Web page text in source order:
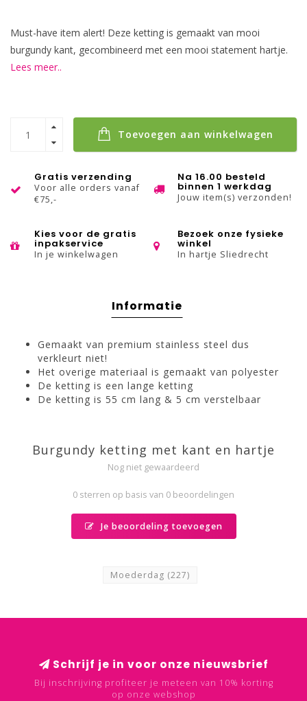
Must-have item alert! Deze ketting is gemaakt van mooi
burgundy kant, gecombineerd met een mooi statement hartje.
Lees meer..
Toevoegen aan winkelwagen
Gratis verzending
Voor alle orders vanaf
€75,-
Na 16.00 besteld
binnen 1 werkdag
Jouw item(s) verzonden!
Kies voor de gratis
inpakservice
In je winkelwagen
Bezoek onze fysieke
winkel
In hartje Sliedrecht
Informatie
Gemaakt van premium stainless steel dus
verkleurt niet!
Het overige materiaal is gemaakt van polyester
De ketting is een lange ketting
De ketting is 55 cm lang & 5 cm verstelbaar
Burgundy ketting met kant en hartje
Nog niet gewaardeerd
0 sterren op basis van 0 beoordelingen
Je beoordeling toevoegen
Moederdag (227)
Schrijf je in voor onze nieuwsbrief
Bij inschrijving profiteer je meteen van 10% korting
op onze webshop